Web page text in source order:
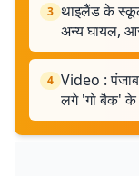
3 थाइलैंड के
अन्य घायल,
4 Video :
लगे 'गो बैक' के